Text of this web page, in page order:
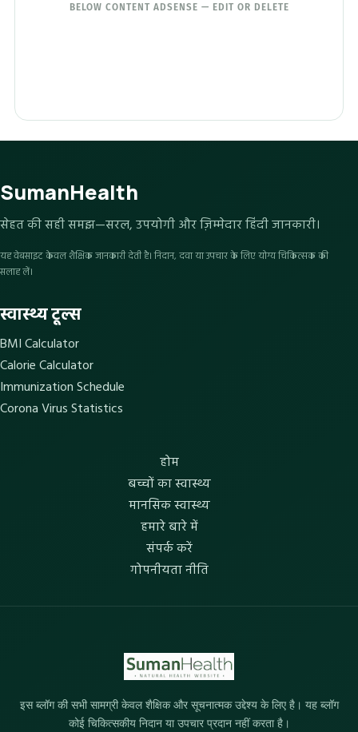
BELOW CONTENT ADSENSE — EDIT OR DELETE
SumanHealth
सेहत की सही समझ—सरल, उपयोगी और ज़िम्मेदार हिंदी जानकारी।
यह वेबसाइट केवल शैक्षिक जानकारी देती है। निदान, दवा या उपचार के लिए योग्य चिकित्सक की
सलाह लें।
स्वास्थ्य टूल्स
BMI Calculator
Calorie Calculator
Immunization Schedule
Corona Virus Statistics
होम
बच्चों का स्वास्थ्य
मानसिक स्वास्थ्य
हमारे बारे में
संपर्क करें
गोपनीयता नीति
इस ब्लॉग की सभी सामग्री केवल शैक्षिक और सूचनात्मक उद्देश्य के लिए है। यह ब्लॉग
कोई चिकित्सकीय निदान या उपचार प्रदान नहीं करता है।